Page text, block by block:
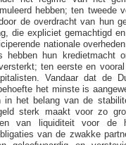
hebben; ten tweede
de overdracht van hun
die expliciet gemachtigd
nationale
hebben hun kredietmacht
ten eerste en
Vandaar dat de
het minste is
in het belang van de
sterk maakt voor zo
van liquiditeit voor de
van de zwakke